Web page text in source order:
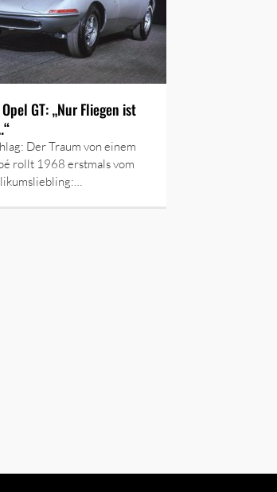
GT: „Nur Fliegen ist
Der Traum von einem
rollt 1968 erstmals vom